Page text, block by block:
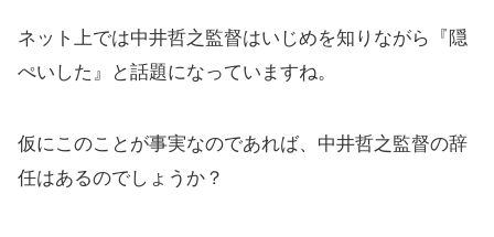
ネット上では中井哲之監督はいじめを知りながら『隠
ぺいした』と話題になっていますね。
仮にこのことが事実なのであれば、中井哲之監督の辞
任はあるのでしょうか？